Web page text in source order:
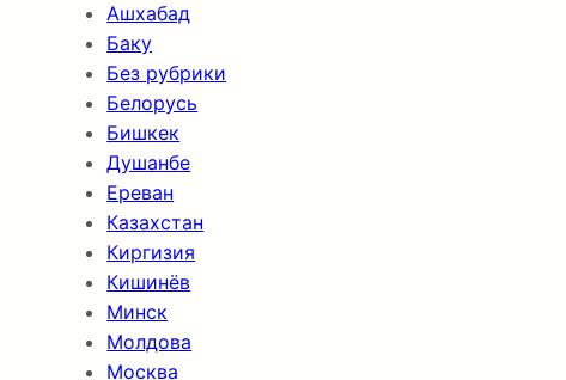
Ашхабад
Баку
Без рубрики
Белорусь
Бишкек
Душанбе
Ереван
Казахстан
Киргизия
Кишинёв
Минск
Молдова
Москва